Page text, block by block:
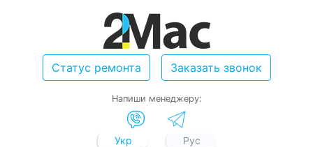
Статус ремонта Заказать звонок
Напиши менеджеру:
Укр Рус